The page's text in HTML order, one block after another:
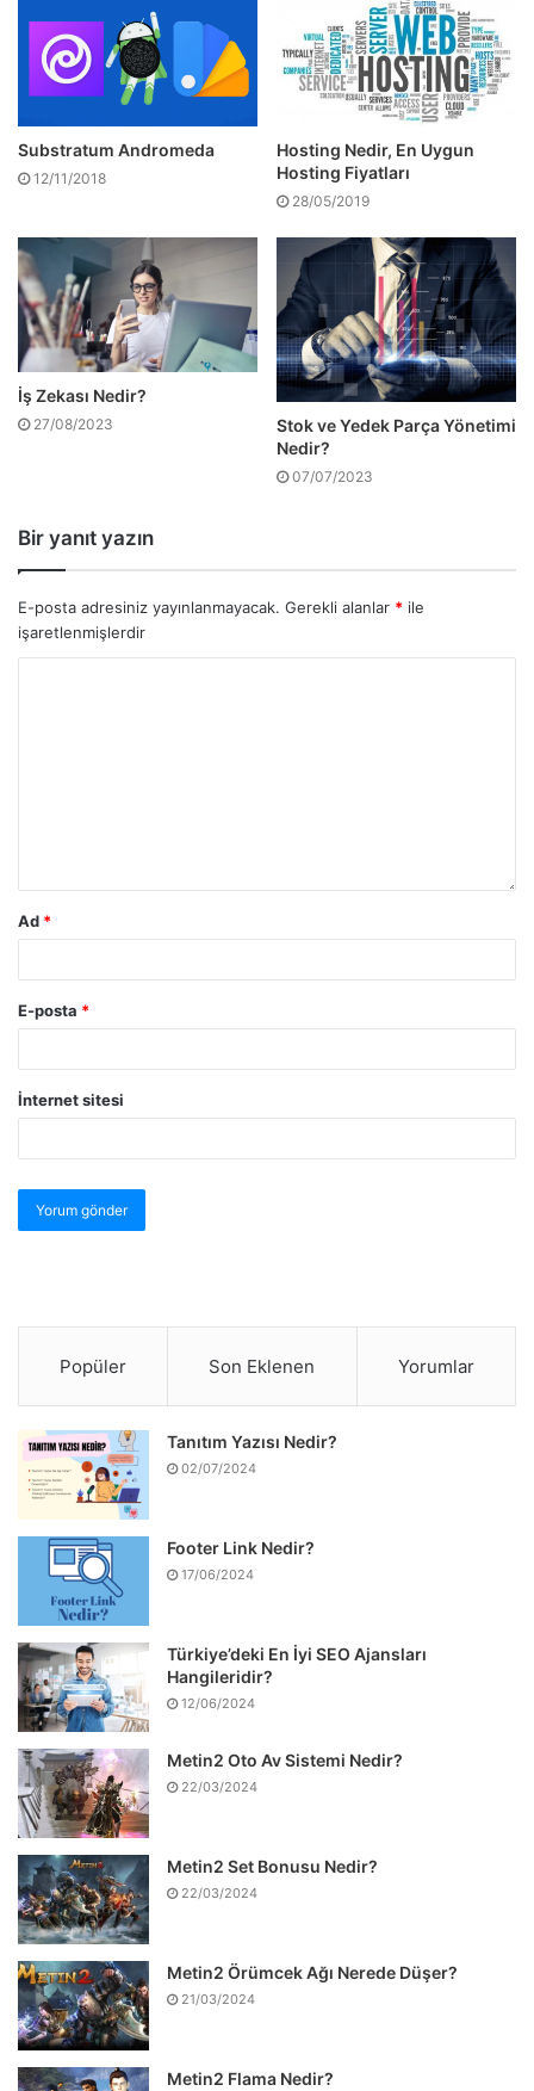
Substratum Andromeda
12/11/2018
Hosting Nedir, En Uygun
Hosting Fiyatları
28/05/2019
İş Zekası Nedir?
27/08/2023
Stok ve Yedek Parça Yönetimi
Nedir?
07/07/2023
Bir yanıt yazın
E-posta adresiniz yayınlanmayacak. Gerekli alanlar * ile
işaretlenmişlerdir
Ad *
E-posta *
İnternet sitesi
Popüler Son Eklenen Yorumlar
Tanıtım Yazısı Nedir?
02/07/2024
Footer Link Nedir?
17/06/2024
Türkiye’deki En İyi SEO Ajansları
Hangileridir?
12/06/2024
Metin2 Oto Av Sistemi Nedir?
22/03/2024
Metin2 Set Bonusu Nedir?
22/03/2024
Metin2 Örümcek Ağı Nerede Düşer?
21/03/2024
Metin2 Flama Nedir?